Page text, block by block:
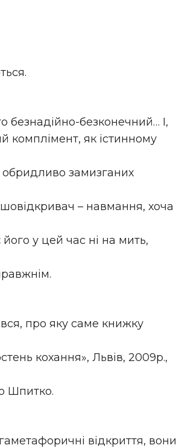
безнадійно-безконечний… І,
комплімент, як істинному
обридливо замизганих
– навмання, хоча
у цей час ні на мить,
про яку саме книжку
кохання», Львів, 2009р.,
Шпитко.
відкриття, вони